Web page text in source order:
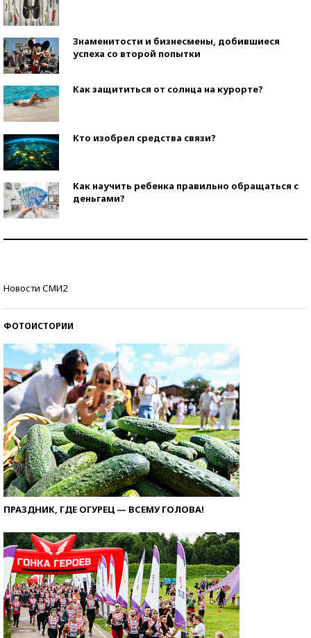
Знаменитости и бизнесмены, добившиеся
успеха со второй попытки
Как защититься от солнца на курорте?
Кто изобрел средства связи?
Как научить ребенка правильно обращаться с
деньгами?
Новости СМИ2
ФОТОИСТОРИИ
ПРАЗДНИК, ГДЕ ОГУРЕЦ — ВСЕМУ ГОЛОВА!